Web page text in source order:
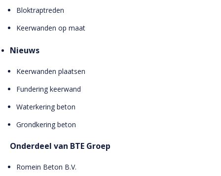
Bloktraptreden
Keerwanden op maat
Nieuws
Keerwanden plaatsen
Fundering keerwand
Waterkering beton
Grondkering beton
Onderdeel van BTE Groep
Romein Beton B.V.